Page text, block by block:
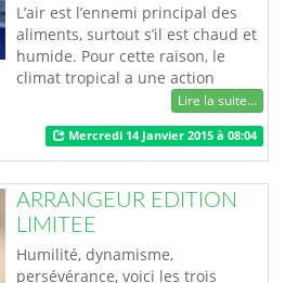
L’air est l’ennemi principal des
aliments, surtout s’il est chaud et
humide. Pour cette raison, le
climat tropical a une action
rapide sur la dégradation des
aliments. Nos sachets
conservateurs ont pour but de
protéger de l’air les aliments
emballés, de les mettre à l’abri
que tous les éléments extérieurs
qui peuvent les agresser et
accélérer leur…
Lire la suite...
Mercredi 14 Janvier 2015 à 08:04
ARRANGEUR EDITION
LIMITEE
Humilité, dynamisme,
persévérance, voici les trois